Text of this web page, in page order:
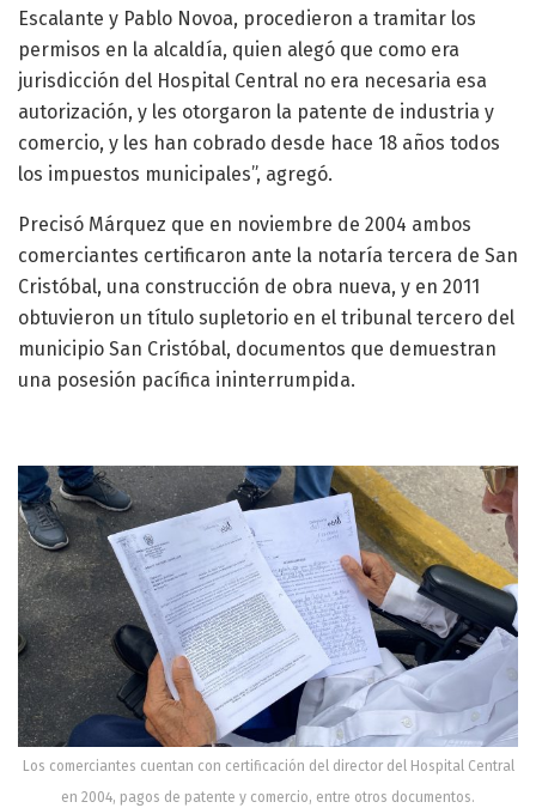
Escalante y Pablo Novoa, procedieron a tramitar los
permisos en la alcaldía, quien alegó que como era
jurisdicción del Hospital Central no era necesaria esa
autorización, y les otorgaron la patente de industria y
comercio, y les han cobrado desde hace 18 años todos
los impuestos municipales”, agregó.
Precisó Márquez que en noviembre de 2004 ambos
comerciantes certificaron ante la notaría tercera de San
Cristóbal, una construcción de obra nueva, y en 2011
obtuvieron un título supletorio en el tribunal tercero del
municipio San Cristóbal, documentos que demuestran
una posesión pacífica ininterrumpida.
Los comerciantes cuentan con certificación del director del Hospital Central
en 2004, pagos de patente y comercio, entre otros documentos.